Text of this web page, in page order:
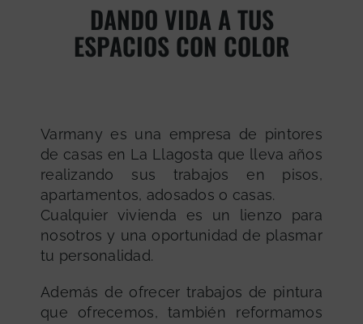
DANDO VIDA A TUS
ESPACIOS CON COLOR
Varmany es una empresa de pintores
de casas en La Llagosta que lleva años
realizando sus trabajos en pisos,
apartamentos, adosados o casas.
Cualquier vivienda es un lienzo para
nosotros y una oportunidad de plasmar
tu personalidad.
Además de ofrecer trabajos de pintura
que ofrecemos, también reformamos